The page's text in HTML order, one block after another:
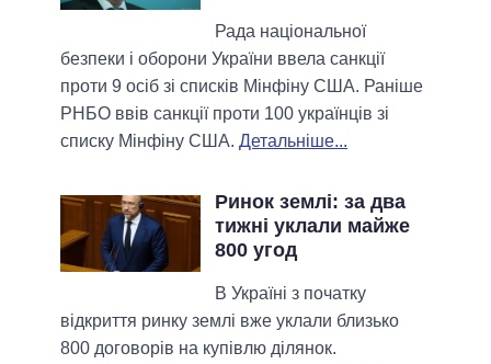
Рада національної
безпеки і оборони України ввела санкції
проти 9 осіб зі списків Мінфіну США. Раніше
РНБО ввів санкції проти 100 українців зі
списку Мінфіну США. Детальніше...
Ринок землі: за два
тижні уклали майже
800 угод
В Україні з початку
відкриття ринку землі вже уклали близько
800 договорів на купівлю ділянок.